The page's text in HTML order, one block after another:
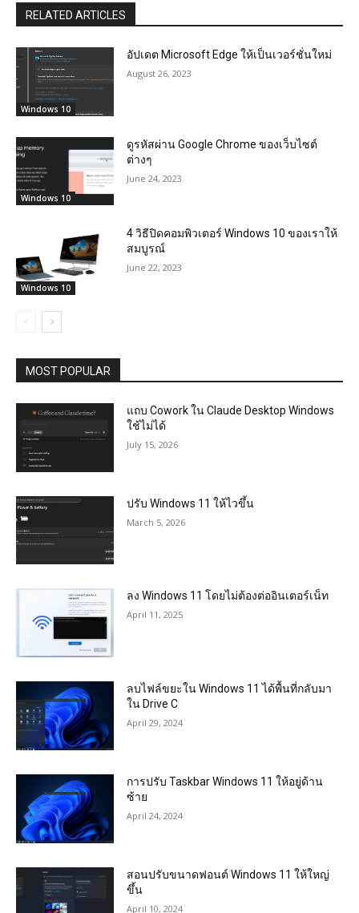
RELATED ARTICLES
Windows 10
อัปเดต Microsoft Edge ให้เป็นเวอร์ชั่นใหม่
August 26, 2023
Windows 10
ดูรหัสผ่าน Google Chrome ของเว็บไซต์
ต่างๆ
June 24, 2023
Windows 10
4 วิธีปิดคอมพิวเตอร์ Windows 10 ของเราให้
สมบูรณ์
June 22, 2023
MOST POPULAR
แถบ Cowork ใน Claude Desktop Windows
ใช้ไม่ได้
July 15, 2026
ปรับ Windows 11 ให้ไวขึ้น
March 5, 2026
ลง Windows 11 โดยไม่ต้องต่ออินเตอร์เน็ท
April 11, 2025
ลบไฟล์ขยะใน Windows 11 ได้พื้นที่กลับมา
ใน Drive C
April 29, 2024
การปรับ Taskbar Windows 11 ให้อยู่ด้าน
ซ้าย
April 24, 2024
สอนปรับขนาดฟอนต์ Windows 11 ให้ใหญ่
ขึ้น
April 10, 2024